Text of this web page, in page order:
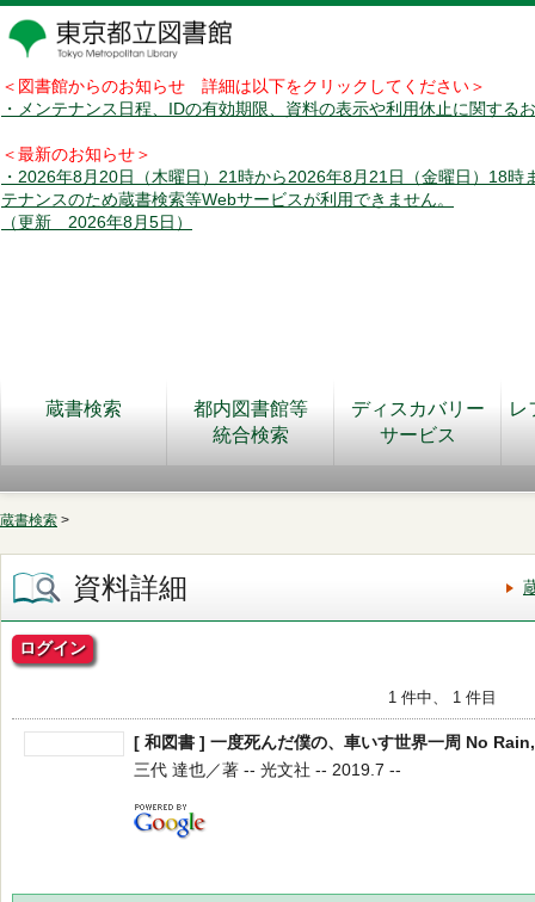
＜図書館からのお知らせ 詳細は以下をクリックしてください＞
・メンテナンス日程、IDの有効期限、資料の表示や利用休止に関する
＜最新のお知らせ＞
・2026年8月20日（木曜日）21時から2026年8月21日（金曜日）18時
テナンスのため蔵書検索等Webサービスが利用できません。
（更新 2026年8月5日）
蔵書検索
都内図書館等
統合検索
ディスカバリー
サービス
レ
蔵書検索 >
資料詳細
ログイン
1 件中、 1 件目
[ 和図書 ] 一度死んだ僕の、車いす世界一周 No
三代 達也／著 -- 光文社 -- 2019.7 --